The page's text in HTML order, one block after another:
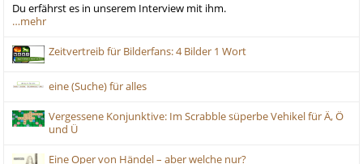
Du erfährst es in unserem Interview mit ihm.
…mehr
Zeitvertreib für Bilderfans: 4 Bilder 1 Wort
eine (Suche) für alles
Vergessene Konjunktive: Im Scrabble süperbe Vehikel für Ä, Ö
und Ü
Eine Oper von Händel – aber welche nur?